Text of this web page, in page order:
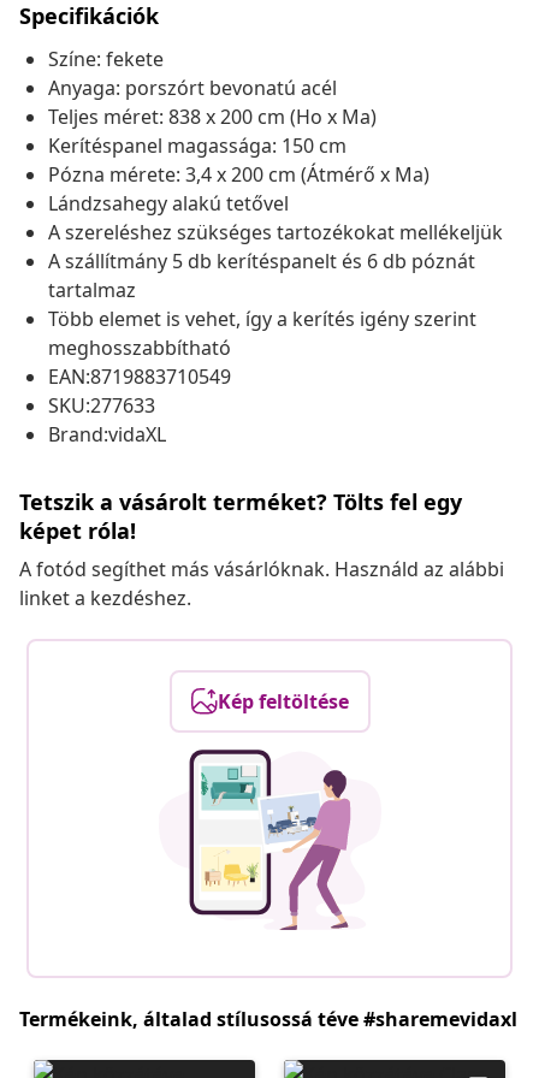
Specifikációk
Színe: fekete
Anyaga: porszórt bevonatú acél
Teljes méret: 838 x 200 cm (Ho x Ma)
Kerítéspanel magassága: 150 cm
Pózna mérete: 3,4 x 200 cm (Átmérő x Ma)
Lándzsahegy alakú tetővel
A szereléshez szükséges tartozékokat mellékeljük
A szállítmány 5 db kerítéspanelt és 6 db póznát
tartalmaz
Több elemet is vehet, így a kerítés igény szerint
meghosszabbítható
EAN:8719883710549
SKU:277633
Brand:vidaXL
Tetszik a vásárolt terméket? Tölts fel egy
képet róla!
A fotód segíthet más vásárlóknak. Használd az alábbi
linket a kezdéshez.
Kép feltöltése
Termékeink, általad stílusossá téve #sharemevidaxl